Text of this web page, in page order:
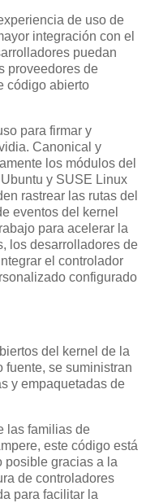
de uso de
integración con el
puedan
proveedores de
código abierto
para firmar y
Canonical y
los módulos del
y SUSE Linux
rastrear las rutas del
eventos del kernel
para acelerar la
los desarrolladores de
el controlador
configurado
del kernel de la
fuente, se suministran
y empaquetadas de
las familias de
este código está
posible gracias a la
de controladores
para facilitar la